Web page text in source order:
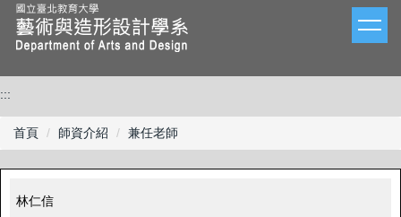
跳
到
主
區
:::
首頁 師資介紹 兼任老師
林仁信